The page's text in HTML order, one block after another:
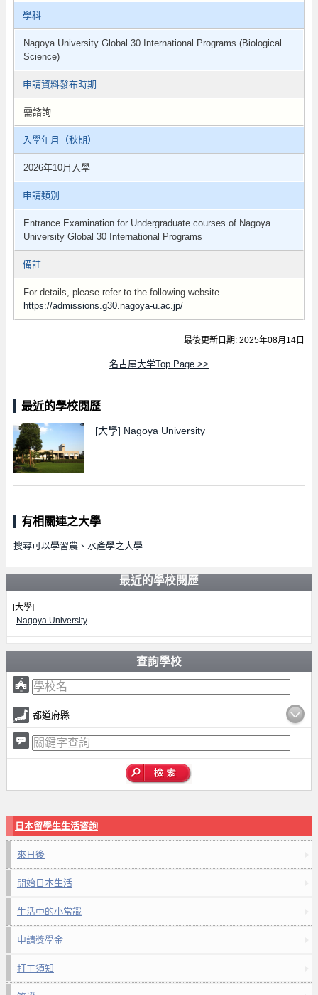
學科
Nagoya University Global 30 International Programs (Biological
Science)
申請資料發布時期
需諮詢
入學年月（秋期）
2026年10月入學
申請類別
Entrance Examination for Undergraduate courses of Nagoya
University Global 30 International Programs
備註
For details, please refer to the following website.
https://admissions.g30.nagoya-u.ac.jp/
最後更新日期: 2025年08月14日
名古屋大学Top Page >>
最近的學校閱歷
[大學] Nagoya University
有相關連之大學
搜尋可以學習農、水產學之大學
最近的學校閱歷
[大學]
Nagoya University
查詢學校
都道府縣
日本留學生生活咨詢
來日後
開始日本生活
生活中的小常識
申請獎學金
打工須知